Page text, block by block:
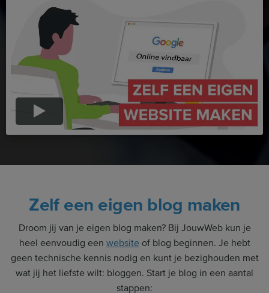
Zelf een eigen blog maken
Droom jij van je eigen blog maken? Bij JouwWeb kun je
heel eenvoudig een website of blog beginnen. Je hebt
geen technische kennis nodig en kunt je bezighouden met
wat jij het liefste wilt: bloggen. Start je blog in een aantal
stappen: